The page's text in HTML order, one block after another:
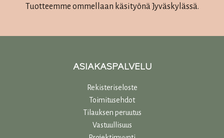
Tuotteemme ommellaan käsityönä Jyväskylässä.
ASIAKASPALVELU
Rekisteriseloste
Toimitusehdot
Tilauksen peruutus
Vastuullisuus